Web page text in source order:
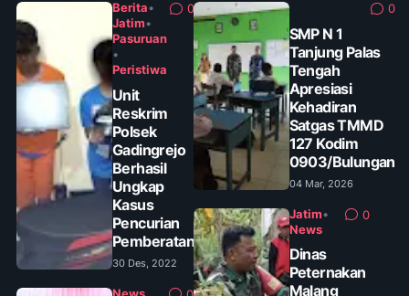
Berita•
Jatim•
Pasuruan
•
Peristiwa
0
Unit
Reskrim
Polsek
Gadingrejo
Berhasil
Ungkap
Kasus
Pencurian
Pemberatan
30 Des, 2022
0
SMP N 1
Tanjung Palas
Tengah
Apresiasi
Kehadiran
Satgas TMMD
127 Kodim
0903/Bulungan
04 Mar, 2026
Jatim•
News
0
Dinas
Peternakan
Malang